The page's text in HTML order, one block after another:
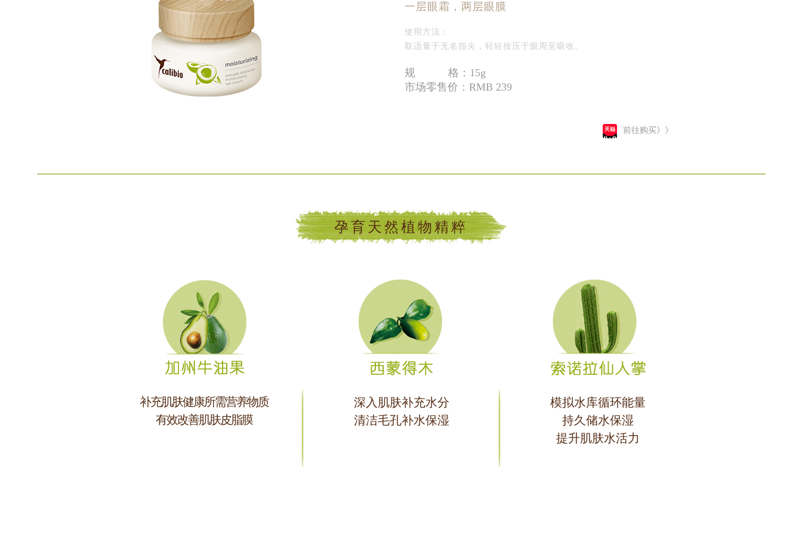
一层眼霜，两层眼膜
使用方法：
取适量于无名指尖，轻轻按压于眼周至吸收。
规 格：15g
市场零售价：RMB 239
前往购买》》
孕育天然植物精粹
补充肌肤健康所需营养物质
有效改善肌肤皮脂膜
深入肌肤补充水分
清洁毛孔补水保湿
模拟水库循环能量
持久储水保湿
提升肌肤水活力